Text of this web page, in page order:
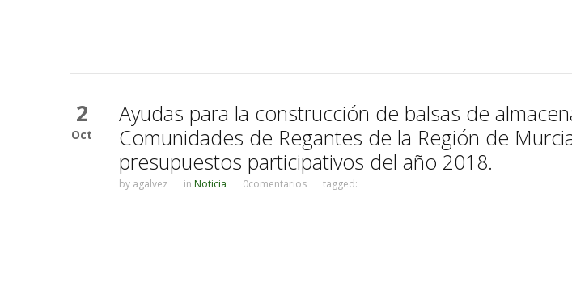
2
Oct
Ayudas para la construcción de balsas de
Comunidades de Regantes de la Región de
presupuestos participativos del año 2018.
by agalvez in Noticia 0comentarios tagged: